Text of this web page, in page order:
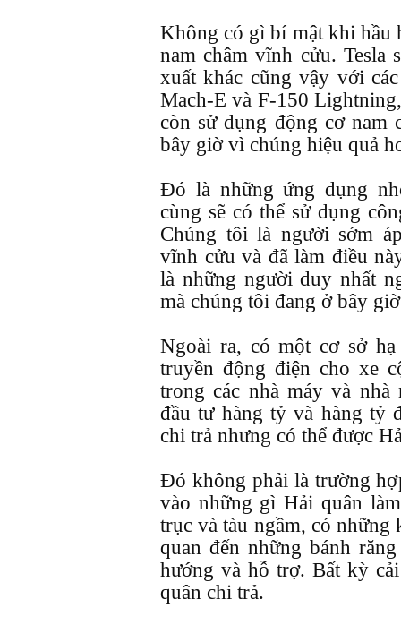
Không có gì bí mật khi hầu
nam châm vĩnh cửu. Tesla
xuất khác cũng vậy với
Mach-E và F-150
còn sử dụng động cơ nam
bây giờ vì chúng hiệu quả
Đó là những ứng dụng
cùng sẽ có thể sử dụng
Chúng tôi là người sớm
vĩnh cửu và đã làm điều
là những người duy nhất
mà chúng tôi đang ở bây
Ngoài ra, có một cơ sở
truyền động điện cho xe
trong các nhà máy và
đầu tư hàng tỷ và hàng tỷ
chi trả nhưng có thể được
Đó không phải là trường
vào những gì Hải quân
trục và tàu ngầm, có những
quan đến những bánh
hướng và hỗ trợ. Bất kỳ
quân chi trả.